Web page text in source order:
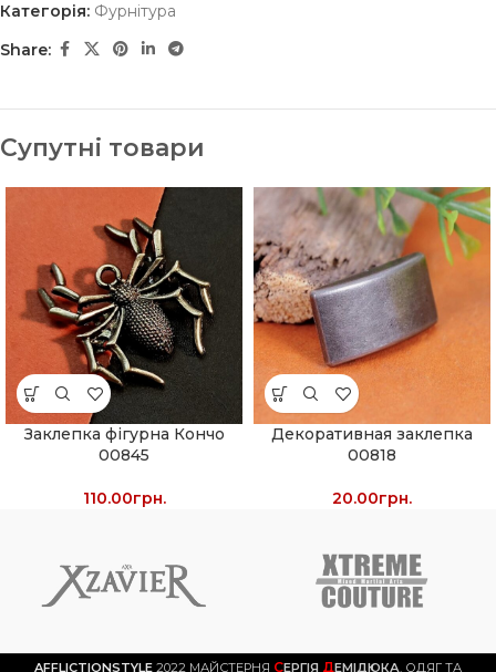
Категорія: Фурнітура
Share:
Супутні товари
Заклепка фігурна Кончо
00845
110.00грн.
Декоративная заклепка
00818
20.00грн.
AFFLICTIONSTYLE 2022 МАЙСТЕРНЯ СЕРГІЯ ДЕМІДЮКА. ОДЯГ ТА